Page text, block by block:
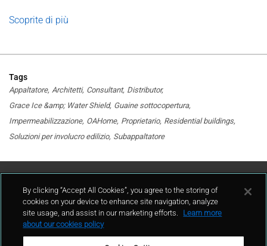
Scoprite di più
Tags
Appaltatore Architetti Consultant Distributor
Grace Ice &amp; Water Shield Guaine sottocopertura
Impermeabilizzazione OAHome Proprietario Residential buildings
Soluzioni per involucro edilizio Subappaltatore
Contattaci
By clicking “Accept All Cookies”, you agree to the storing of
cookies on your device to enhance site navigation, analyze
site usage, and assist in our marketing efforts.
Learn more
about our cookies policy